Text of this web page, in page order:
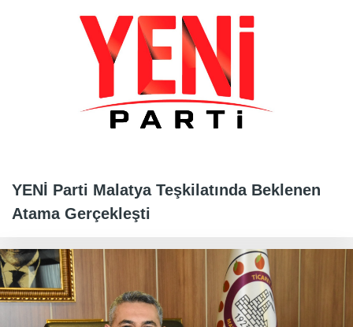
YENİ Parti Malatya Teşkilatında Beklenen
Atama Gerçekleşti